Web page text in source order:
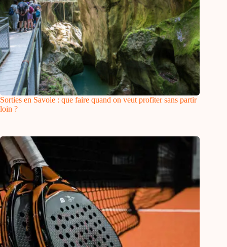
Sorties en Savoie : que faire quand on veut profiter sans partir
loin ?